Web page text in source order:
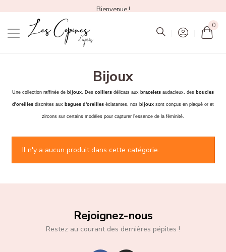
Bienvenue !
0
Bijoux
Une collection raffinée de bijoux. Des colliers délicats aux bracelets audacieux, des boucles
d'oreilles discrètes aux bagues d'oreilles éclatantes, nos bijoux sont conçus en plaqué or et
zircons sur certains modèles pour capturer l'essence de la féminité.
Il n'y a aucun produit dans cette catégorie.
Rejoignez-nous
Restez au courant des dernières pépites !